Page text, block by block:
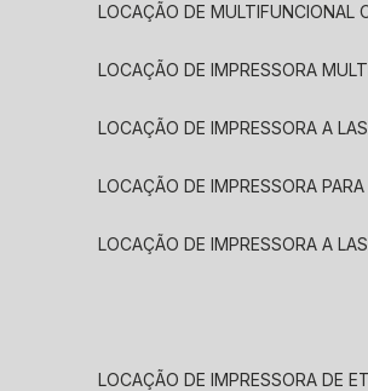
LOCAÇÃO DE MULTIFUNCIONAL
LOCAÇÃO DE IMPRESSORA
LOCAÇÃO DE IMPRESSORA A
LOCAÇÃO DE IMPRESSORA
LOCAÇÃO DE IMPRESSORA A
LOCAÇÃO DE IMPRESSORA DE